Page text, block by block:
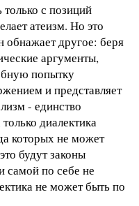
с позиций
атеизм. Но это
обнажает другое: беря
аргументы,
попытку
и представляет
- единство
диалектика
которых не может
будут законы
самой по себе не
не может быть по